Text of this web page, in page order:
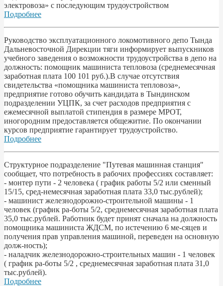
электровоза» с последующим трудоустройством
Подробнее
Руководство эксплуатационного локомотивного депо Тында
Дальневосточной Дирекции тяги информирует выпускников
учебного заведения о возможности трудоустройства в депо на
должность: помощник машиниста тепловоза (среднемесячная
заработная плата 100 101 руб.).В случае отсутствия
свидетельства «помощника машиниста тепловоза»,
предприятие готово обучить кандидата в Тындинском
подразделении УЦПК, за счет расходов предприятия с
ежемесячной выплатой стипендия в размере МРОТ,
иногородним предоставляется общежитие. По окончании
курсов предприятие гарантирует трудоустройство.
Подробнее
Структурное подразделение "Путевая машинная станция"
сообщает, что потребность в рабочих профессиях составляет:
- монтер пути - 2 человека ( график работы 5/2 или сменный
15/15, сред-немесячная заработная плата 33,0 тыс.рублей);
- машинист железнодорожно-строительной машины - 1
человек (график ра-боты 5/2, среднемесячная заработная плата
35,0 тыс.рублей. Работник будет принят сначала на должность
помощника машиниста ЖДСМ, по истечению 6 ме-сяцев и
получения прав управления машиной, переведен на основную
долж-ность);
- наладчик железнодорожно-строительных машин - 1 человек
( график ра-боты 5/2 , среднемесячная заработная плата 31,0
тыс.рублей).
Подробнее